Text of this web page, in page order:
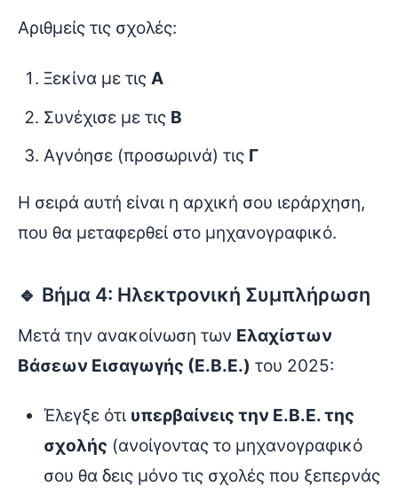
Αριθμείς τις σχολές:
Ξεκίνα με τις Α
Συνέχισε με τις Β
Αγνόησε (προσωρινά) τις Γ
Η σειρά αυτή είναι η αρχική σου ιεράρχηση,
που θα μεταφερθεί στο μηχανογραφικό.
🔹 Βήμα 4: Ηλεκτρονική Συμπλήρωση
Μετά την ανακοίνωση των Ελαχίστων
Βάσεων Εισαγωγής (Ε.Β.Ε.) του 2025:
Έλεγξε ότι υπερβαίνεις την Ε.Β.Ε. της
σχολής (ανοίγοντας το μηχανογραφικό
σου θα δεις μόνο τις σχολές που ξεπερνάς